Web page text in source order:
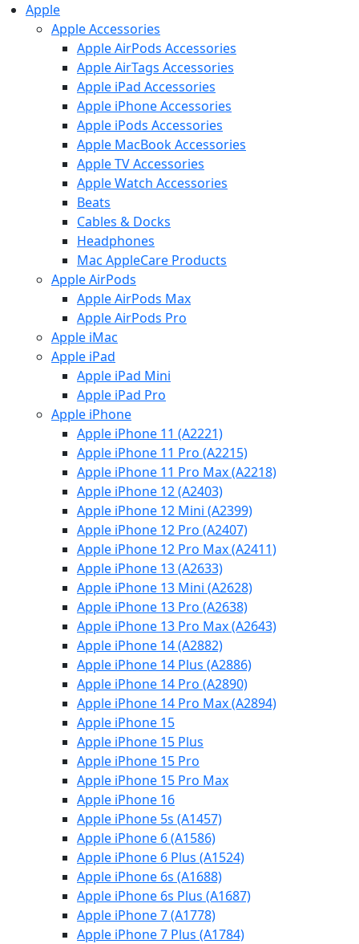
Apple
Apple Accessories
Apple AirPods Accessories
Apple AirTags Accessories
Apple iPad Accessories
Apple iPhone Accessories
Apple iPods Accessories
Apple MacBook Accessories
Apple TV Accessories
Apple Watch Accessories
Beats
Cables & Docks
Headphones
Mac AppleCare Products
Apple AirPods
Apple AirPods Max
Apple AirPods Pro
Apple iMac
Apple iPad
Apple iPad Mini
Apple iPad Pro
Apple iPhone
Apple iPhone 11 (A2221)
Apple iPhone 11 Pro (A2215)
Apple iPhone 11 Pro Max (A2218)
Apple iPhone 12 (A2403)
Apple iPhone 12 Mini (A2399)
Apple iPhone 12 Pro (A2407)
Apple iPhone 12 Pro Max (A2411)
Apple iPhone 13 (A2633)
Apple iPhone 13 Mini (A2628)
Apple iPhone 13 Pro (A2638)
Apple iPhone 13 Pro Max (A2643)
Apple iPhone 14 (A2882)
Apple iPhone 14 Plus (A2886)
Apple iPhone 14 Pro (A2890)
Apple iPhone 14 Pro Max (A2894)
Apple iPhone 15
Apple iPhone 15 Plus
Apple iPhone 15 Pro
Apple iPhone 15 Pro Max
Apple iPhone 16
Apple iPhone 5s (A1457)
Apple iPhone 6 (A1586)
Apple iPhone 6 Plus (A1524)
Apple iPhone 6s (A1688)
Apple iPhone 6s Plus (A1687)
Apple iPhone 7 (A1778)
Apple iPhone 7 Plus (A1784)